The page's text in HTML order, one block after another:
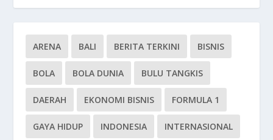
ARENA BALI BERITA TERKINI BISNIS
BOLA BOLA DUNIA BULU TANGKIS
DAERAH EKONOMI BISNIS FORMULA 1
GAYA HIDUP INDONESIA INTERNASIONAL